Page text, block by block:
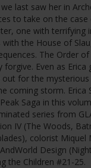
last saw her in
to take on the case
one with terrifying
with the House of
The Order
Even as Erica
out for the
coming storm. Erica
Saga in this
series from
IV (The Woods,
colorist
Design
the Children #21-25.